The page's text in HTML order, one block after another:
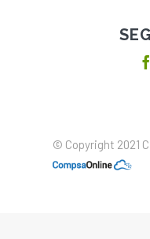
© Copyright 2021